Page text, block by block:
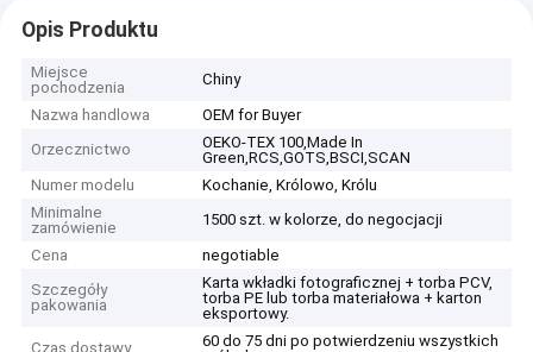
Opis Produktu
Miejsce
pochodzenia
Chiny
Nazwa handlowa
OEM for Buyer
Orzecznictwo
OEKO-TEX 100,Made In
Green,RCS,GOTS,BSCI,SCAN
Numer modelu
Kochanie, Królowo, Królu
Minimalne
zamówienie
1500 szt. w kolorze, do negocjacji
Cena
negotiable
Szczegóły
pakowania
Karta wkładki fotograficznej + torba PCV,
torba PE lub torba materiałowa + karton
eksportowy.
Czas dostawy
60 do 75 dni po potwierdzeniu wszystkich